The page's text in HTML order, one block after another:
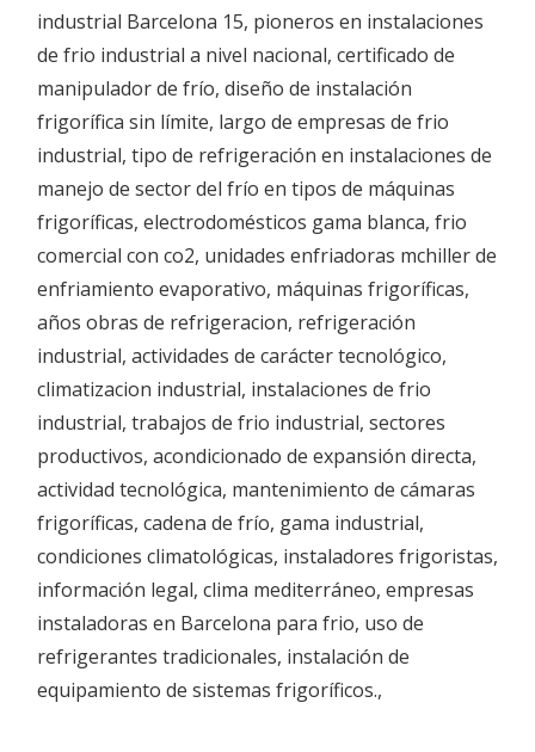
industrial Barcelona 15, pioneros en instalaciones
de frio industrial a nivel nacional, certificado de
manipulador de frío, diseño de instalación
frigorífica sin límite, largo de empresas de frio
industrial, tipo de refrigeración en instalaciones de
manejo de sector del frío en tipos de máquinas
frigoríficas, electrodomésticos gama blanca, frio
comercial con co2, unidades enfriadoras mchiller de
enfriamiento evaporativo, máquinas frigoríficas,
años obras de refrigeracion, refrigeración
industrial, actividades de carácter tecnológico,
climatizacion industrial, instalaciones de frio
industrial, trabajos de frio industrial, sectores
productivos, acondicionado de expansión directa,
actividad tecnológica, mantenimiento de cámaras
frigoríficas, cadena de frío, gama industrial,
condiciones climatológicas, instaladores frigoristas,
información legal, clima mediterráneo, empresas
instaladoras en Barcelona para frio, uso de
refrigerantes tradicionales, instalación de
equipamiento de sistemas frigoríficos.,